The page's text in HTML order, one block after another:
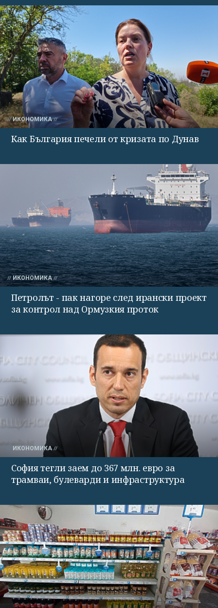
ИКОНОМИКА
Как България печели от кризата по Дунав
ИКОНОМИКА
Петролът - пак нагоре след ирански проект
за контрол над Ормузкия проток
ИКОНОМИКА
София тегли заем до 367 млн. евро за
трамваи, булеварди и инфраструктура